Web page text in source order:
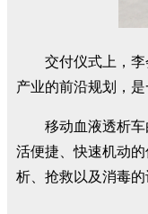
交付仪式上，
产业的前沿规划，
移动血液透析
活便捷、快速机动
析、抢救以及消毒的